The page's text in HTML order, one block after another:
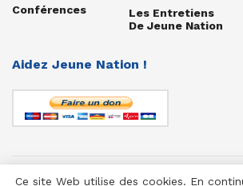
Conférences
Les Entretiens
De Jeune Nation
Aidez Jeune Nation !
Ce site Web utilise des cookies. En